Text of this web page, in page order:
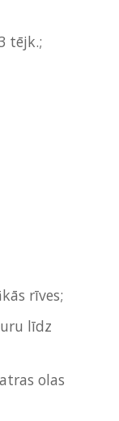
tējk.;
rīves;
līdz
olas